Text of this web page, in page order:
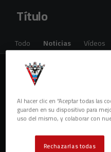
Título
Todo Noticias Vídeos
1 resultados
Al hacer clic en “Aceptar todas las
guarden en su dispositivo para
uso del mismo, y colaborar con
Rechazarlas todas